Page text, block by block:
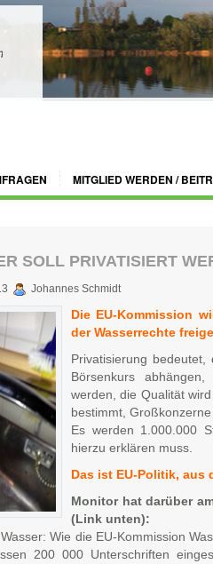
MITGLIED WERDEN /
SOLL PRIVATISIERT
Johannes Schmidt
Die EU-Kommission
der Wasserrechte
Privatisierung
Börsenkurs
werden, die Qualität
bestimmt,
Es werden 1.000.000
hierzu erklären muss.
Das ist EU-Politik, aus
Monitor hat darüber
(Link unten):
Wie die EU-Kommission
200 000 Unterschriften